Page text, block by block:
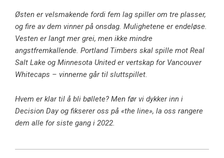
Østen er velsmakende fordi fem lag spiller om tre plasser,
og fire av dem vinner på onsdag. Mulighetene er endeløse.
Vesten er langt mer grei, men ikke mindre
angstfremkallende. Portland Timbers skal spille mot Real
Salt Lake og Minnesota United er vertskap for Vancouver
Whitecaps – vinnerne går til sluttspillet.
Hvem er klar til å bli bøllete? Men før vi dykker inn i
Decision Day og fikserer oss på «the line», la oss rangere
dem alle for siste gang i 2022.